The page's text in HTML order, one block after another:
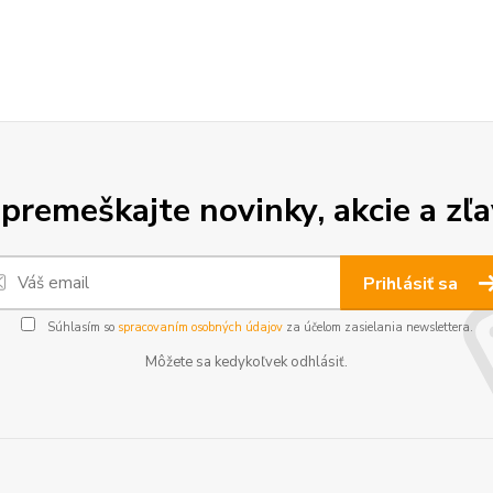
novinky, akcie a
Prihlásiť sa
Súhlasím so spracovaním osobných údajovza účelom zasielania newslettera.
Môžete sa kedykoľvek odhlásiť.